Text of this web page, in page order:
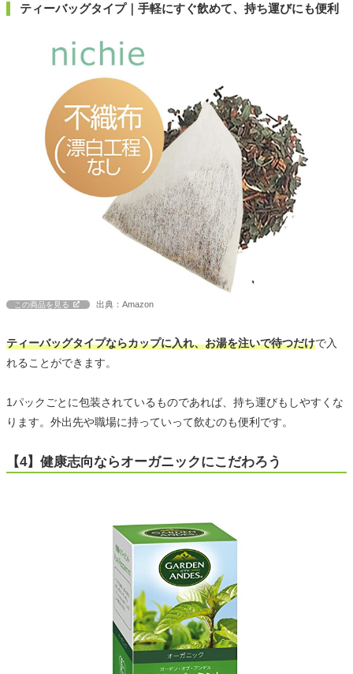
ティーバッグタイプ｜手軽にすぐ飲めて、持ち運びにも便利
この商品を見る 出典：Amazon
ティーバッグタイプならカップに入れ、お湯を注いで待つだけで入
れることができます。
1パックごとに包装されているものであれば、持ち運びもしやすくな
ります。外出先や職場に持っていって飲むのも便利です。
【4】健康志向ならオーガニックにこだわろう